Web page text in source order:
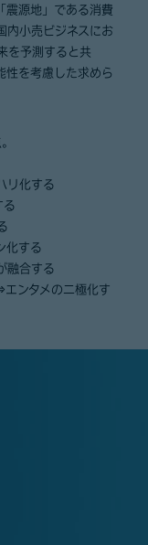
震源地」である消費
内小売ビジネスにお
を予測すると共
性を考慮した求めら
リ化する
化する
融合する
ンタメの二極化す